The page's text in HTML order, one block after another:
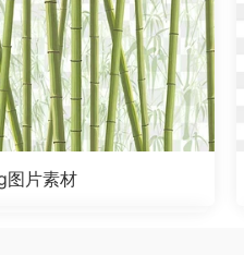
图片素材